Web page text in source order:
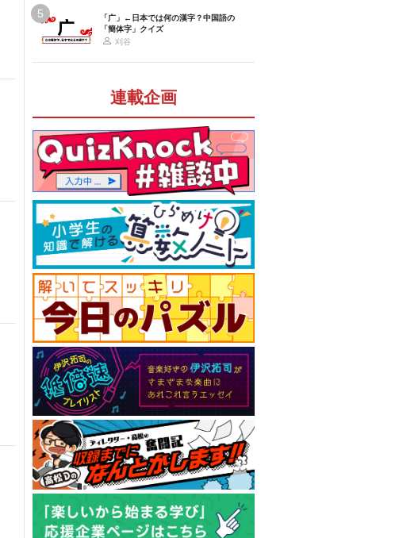
5
「广」←日本では何の漢字？中国語の
「簡体字」クイズ
刈谷
連載企画